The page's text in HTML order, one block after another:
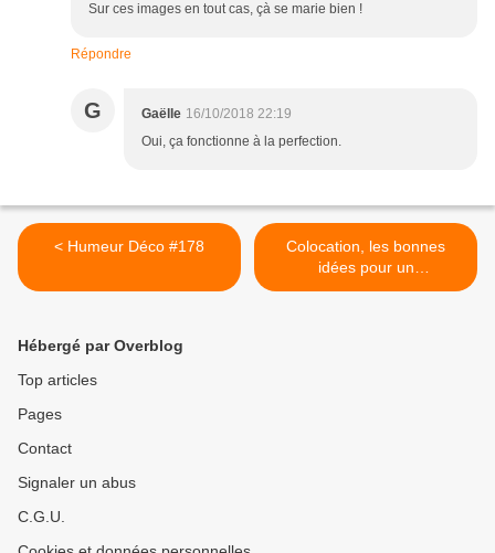
Sur ces images en tout cas, çà se marie bien !
Répondre
G Gaëlle 16/10/2018 22:19
Oui, ça fonctionne à la perfection.
< Humeur Déco #178
Colocation, les bonnes
idées pour un
aménagement réussi >
Hébergé par Overblog
Top articles
Pages
Contact
Signaler un abus
C.G.U.